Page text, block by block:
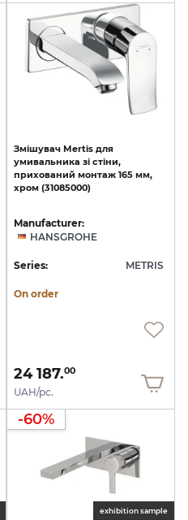
Змішувач Mertis для
умивальника зі стіни,
прихований монтаж 165 мм,
хром (31085000)
Manufacturer:
HANSGROHE
Series: METRIS
On order
24 187.00
UAH/pc.
exhibition sample
-60%